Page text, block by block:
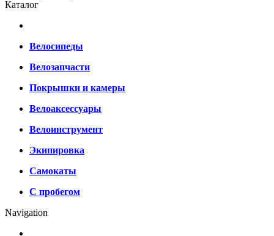
Каталог
Велосипеды
Велозапчасти
Покрышки и камеры
Велоаксессуары
Велоинструмент
Экипировка
Самокаты
С пробегом
Navigation